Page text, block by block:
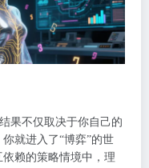
果不仅取决于你自己的
就进入了“博弈”的世
赖的策略情境中，理